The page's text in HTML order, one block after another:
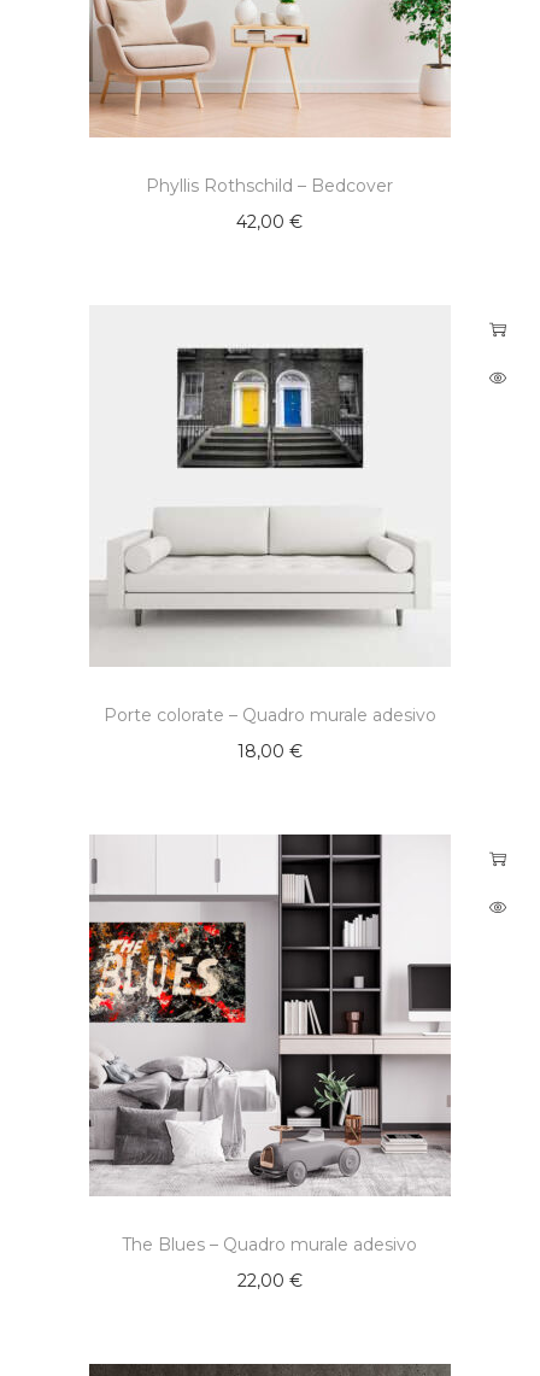
Phyllis Rothschild – Bedcover
42,00€
Porte colorate – Quadro murale adesivo
18,00 €
The Blues – Quadro murale adesivo
22,00 €